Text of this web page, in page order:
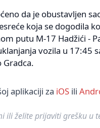
da je obustavljen
koja se dogodila
putu M-17 Hadžići -
vozila u 17:45
Gradca.
aplikaciji za iOS ili
ili želite prijaviti grešku u